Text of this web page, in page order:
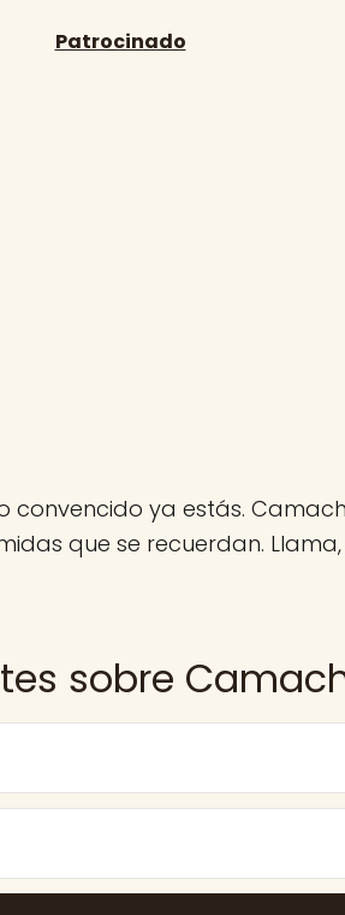
convencido ya estás.
que se recuerdan.
sobre